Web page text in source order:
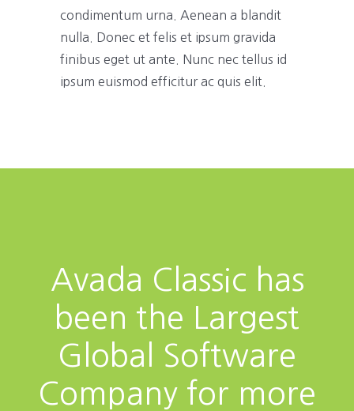
condimentum urna. Aenean a blandit
nulla. Donec et felis et ipsum gravida
finibus eget ut ante. Nunc nec tellus id
ipsum euismod efficitur ac quis elit.
Avada Classic has
been the Largest
Global Software
Company for more